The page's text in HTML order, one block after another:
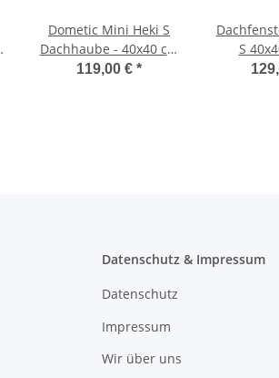
Dometic Mini Heki S
Dachhaube - 40x40 cm
- Dachstärke 23-42mm -
119,00 € *
S
Datenschutz & Impressum
Datenschutz
Impressum
Wir über uns